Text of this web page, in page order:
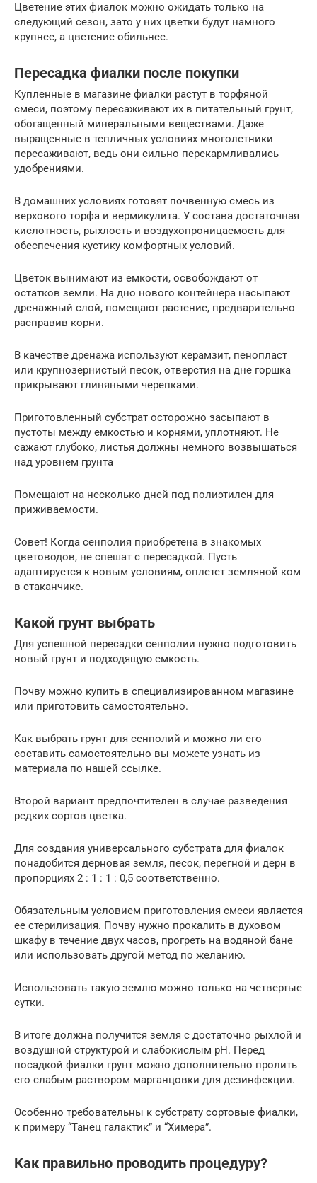
Цветение этих фиалок можно ожидать только на
следующий сезон, зато у них цветки будут намного
крупнее, а цветение обильнее.
Пересадка фиалки после покупки
Купленные в магазине фиалки растут в торфяной
смеси, поэтому пересаживают их в питательный грунт,
обогащенный минеральными веществами. Даже
выращенные в тепличных условиях многолетники
пересаживают, ведь они сильно перекармливались
удобрениями.
В домашних условиях готовят почвенную смесь из
верхового торфа и вермикулита. У состава достаточная
кислотность, рыхлость и воздухопроницаемость для
обеспечения кустику комфортных условий.
Цветок вынимают из емкости, освобождают от
остатков земли. На дно нового контейнера насыпают
дренажный слой, помещают растение, предварительно
расправив корни.
В качестве дренажа используют керамзит, пенопласт
или крупнозернистый песок, отверстия на дне горшка
прикрывают глиняными черепками.
Приготовленный субстрат осторожно засыпают в
пустоты между емкостью и корнями, уплотняют. Не
сажают глубоко, листья должны немного возвышаться
над уровнем грунта
Помещают на несколько дней под полиэтилен для
приживаемости.
Совет! Когда сенполия приобретена в знакомых
цветоводов, не спешат с пересадкой. Пусть
адаптируется к новым условиям, оплетет земляной ком
в стаканчике.
Какой грунт выбрать
Для успешной пересадки сенполии нужно подготовить
новый грунт и подходящую емкость.
Почву можно купить в специализированном магазине
или приготовить самостоятельно.
Как выбрать грунт для сенполий и можно ли его
составить самостоятельно вы можете узнать из
материала по нашей ссылке.
Второй вариант предпочтителен в случае разведения
редких сортов цветка.
Для создания универсального субстрата для фиалок
понадобится дерновая земля, песок, перегной и дерн в
пропорциях 2 : 1 : 1 : 0,5 соответственно.
Обязательным условием приготовления смеси является
ее стерилизация. Почву нужно прокалить в духовом
шкафу в течение двух часов, прогреть на водяной бане
или использовать другой метод по желанию.
Использовать такую землю можно только на четвертые
сутки.
В итоге должна получится земля с достаточно рыхлой и
воздушной структурой и слабокислым pH. Перед
посадкой фиалки грунт можно дополнительно пролить
его слабым раствором марганцовки для дезинфекции.
Особенно требовательны к субстрату сортовые фиалки,
к примеру “Танец галактик” и “Химера”.
Как правильно проводить процедуру?